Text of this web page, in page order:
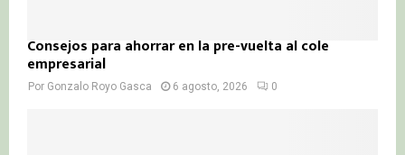
Consejos para ahorrar en la pre-vuelta al cole
empresarial
Por Gonzalo Royo Gasca 6 agosto, 2026 0